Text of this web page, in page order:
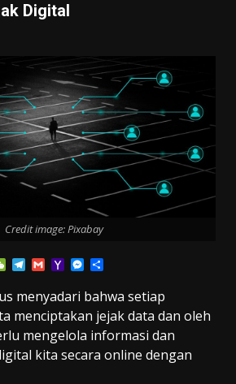
Digital
Credit image: Pixabay
WeChatTelegram
GmailYahooMessenger
menyadari bahwa setiap
menciptakan jejak data dan oleh
mengelola informasi dan
kita secara online dengan